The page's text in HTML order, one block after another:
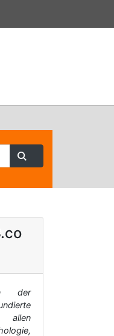
der
allen